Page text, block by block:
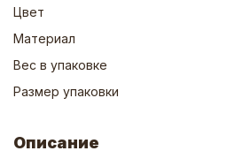
Цвет
Материал
Вес в упаковке
Размер упаковки
Описание